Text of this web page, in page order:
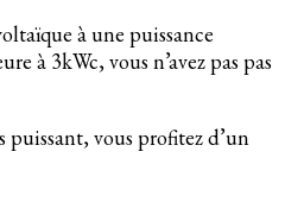
à une puissance
à 3kWc, vous n’avez pas pas
puissant, vous profitez d’un